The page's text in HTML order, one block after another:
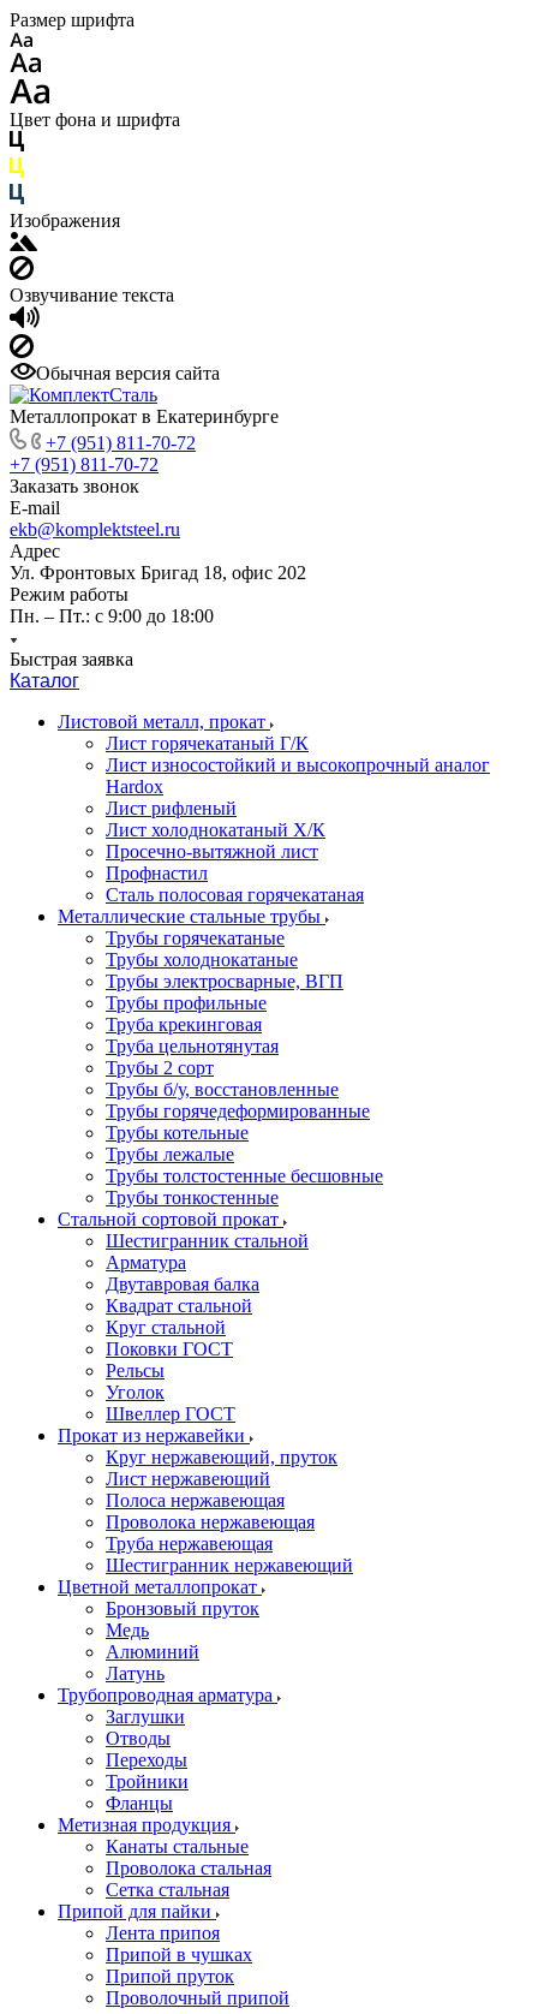
Размер шрифта
Цвет фона и шрифта
Изображения
Озвучивание текста
Обычная версия сайта
Металлопрокат в Екатеринбурге
+7 (951) 811-70-72
+7 (951) 811-70-72
Заказать звонок
E-mail
ekb@komplektsteel.ru
Адрес
Ул. Фронтовых Бригад 18, офис 202
Режим работы
Пн. – Пт.: с 9:00 до 18:00
Быстрая заявка
Каталог
Листовой металл, прокат
Лист горячекатаный Г/К
Лист износостойкий и высокопрочный аналог
Hardox
Лист рифленый
Лист холоднокатаный Х/К
Просечно-вытяжной лист
Профнастил
Сталь полосовая горячекатаная
Металлические стальные трубы
Трубы горячекатаные
Трубы холоднокатаные
Трубы электросварные, ВГП
Трубы профильные
Труба крекинговая
Труба цельнотянутая
Трубы 2 сорт
Трубы б/у, восстановленные
Трубы горячедеформированные
Трубы котельные
Трубы лежалые
Трубы толстостенные бесшовные
Трубы тонкостенные
Стальной сортовой прокат
Шестигранник стальной
Арматура
Двутавровая балка
Квадрат стальной
Круг стальной
Поковки ГОСТ
Рельсы
Уголок
Швеллер ГОСТ
Прокат из нержавейки
Круг нержавеющий, пруток
Лист нержавеющий
Полоса нержавеющая
Проволока нержавеющая
Труба нержавеющая
Шестигранник нержавеющий
Цветной металлопрокат
Бронзовый пруток
Медь
Алюминий
Латунь
Трубопроводная арматура
Заглушки
Отводы
Переходы
Тройники
Фланцы
Метизная продукция
Канаты стальные
Проволока стальная
Сетка стальная
Припой для пайки
Лента припоя
Припой в чушках
Припой пруток
Проволочный припой